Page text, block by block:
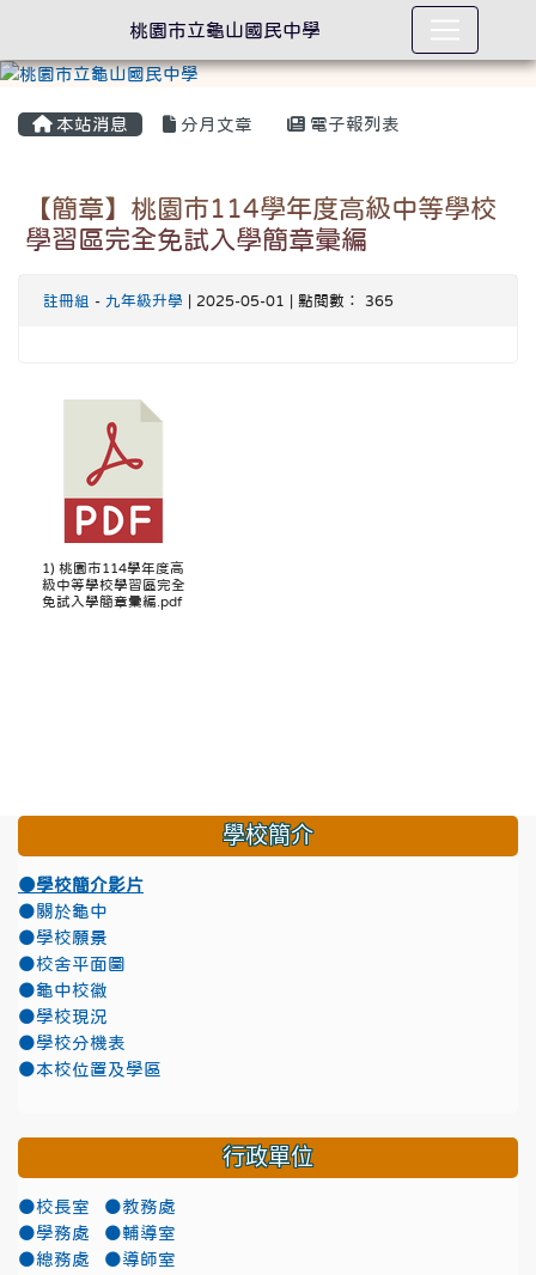
本站消息 分月文章 電子報列表
【簡章】桃園市114學年度高級中等學校
學習區完全免試入學簡章彙編
註冊組 - 九年級升學 | 2025-05-01 | 點閱數： 365
1) 桃園市114學年度高
級中等學校學習區完全
免試入學簡章彙編.pdf
學校簡介
●學校簡介影片
●關於龜中
●學校願景
●校舍平面圖
●龜中校徽
●學校現況
●學校分機表
●本校位置及學區
行政單位
●校長室
●教務處
●學務處
●輔導室
●總務處
●導師室
桃園市立龜山國民中學